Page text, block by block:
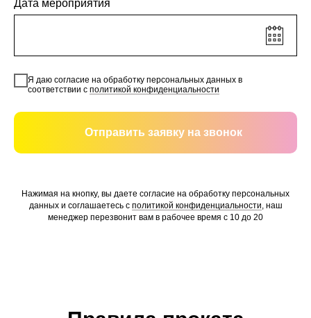
Дата мероприятия
Я даю согласие на обработку персональных данных в
соответствии с политикой конфиденциальности
Отправить заявку на звонок
Нажимая на кнопку, вы даете согласие на обработку персональных
данных и соглашаетесь c политикой конфиденциальности, наш
менеджер перезвонит вам в рабочее время с 10 до 20